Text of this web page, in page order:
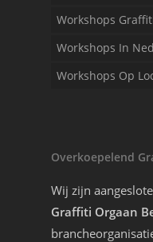
Workshops
Workshops In
Workshops Op
Overkoepelend
Wij zijn
Graffiti Orgaan